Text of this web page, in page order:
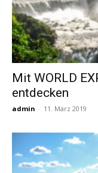
Mit WORLD
entdecken
admin - 11. März 2019